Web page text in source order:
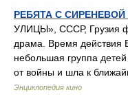
РЕБЯТА С
УЛИЦЫ», СССР, Грузия
драма. Время действия
небольшая группа
от войны и шла к
Энциклопедия кино